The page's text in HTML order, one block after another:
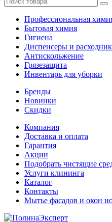
Профессиональная
Бытовая химия
Гигиена
Диспенсеры и
Антискольжение
Грязезащита
Инвентарь для уборки
Бренды
Новинки
Скидки
Компания
Доставка и оплата
Гарантия
Акции
Подобрать чистящие
Услуги клининга
Каталог
Контакты
Мытье фасадов и окон